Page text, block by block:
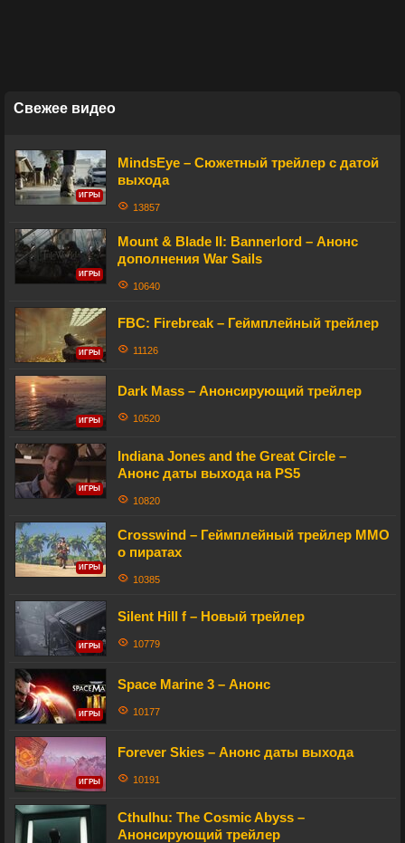
Свежее видео
ИГРЫ
MindsEye – Сюжетный трейлер с датой
выхода
13857
ИГРЫ
Mount & Blade II: Bannerlord – Анонс
дополнения War Sails
10640
ИГРЫ
FBC: Firebreak – Геймплейный трейлер
11126
ИГРЫ
Dark Mass – Анонсирующий трейлер
10520
ИГРЫ
Indiana Jones and the Great Circle –
Анонс даты выхода на PS5
10820
ИГРЫ
Crosswind – Геймплейный трейлер MMO
о пиратах
10385
ИГРЫ
Silent Hill f – Новый трейлер
10779
ИГРЫ
Space Marine 3 – Анонс
10177
ИГРЫ
Forever Skies – Анонс даты выхода
10191
Cthulhu: The Cosmic Abyss –
Анонсирующий трейлер